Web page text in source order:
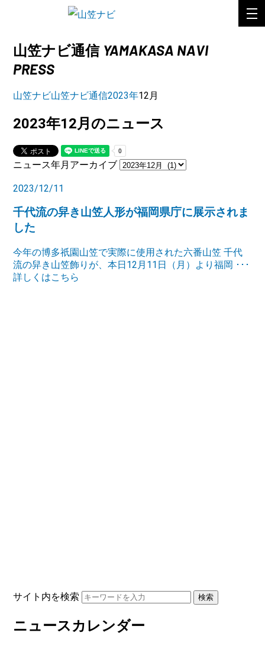
山笠ナビ通信 YAMAKASA NAVI
PRESS
山笠ナビ山笠ナビ通信2023年12月
2023年12月のニュース
ニュース年月アーカイブ
2023/12/11
千代流の舁き山笠人形が福岡県庁に展示されま
した
今年の博多祇園山笠で実際に使用された六番山笠 千代
流の舁き山笠飾りが、本日12月11日（月）より福岡 ･･･
詳しくはこちら
サイト内を検索
ニュースカレンダー